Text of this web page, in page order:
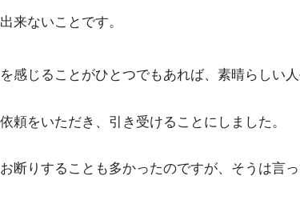
来ないことです。
感じることがひとつでもあれば、素晴らしい人
頼をいただき、引き受けることにしました。
断りすることも多かったのですが、そうは言